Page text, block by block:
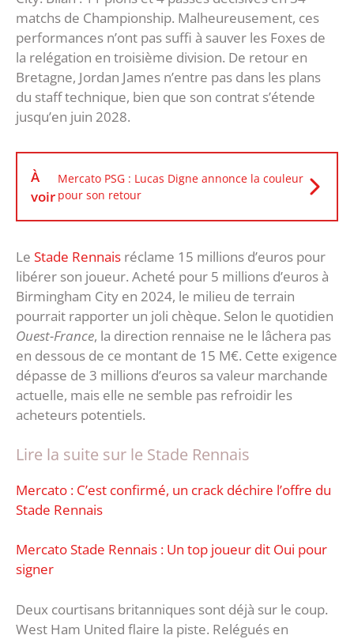
matchs de Championship. Malheureusement, ces
performances n’ont pas suffi à sauver les Foxes de
la relégation en troisième division. De retour en
Bretagne, Jordan James n’entre pas dans les plans
du staff technique, bien que son contrat s’étende
jusqu’en juin 2028.
À
voir
Mercato PSG : Lucas Digne annonce la couleur
pour son retour
Le Stade Rennais réclame 15 millions d’euros pour
libérer son joueur. Acheté pour 5 millions d’euros à
Birmingham City en 2024, le milieu de terrain
pourrait rapporter un joli chèque. Selon le quotidien
Ouest-France, la direction rennaise ne le lâchera pas
en dessous de ce montant de 15 M€. Cette exigence
dépasse de 3 millions d’euros sa valeur marchande
actuelle, mais elle ne semble pas refroidir les
acheteurs potentiels.
Lire la suite sur le Stade Rennais
Mercato : C’est confirmé, un crack déchire l’offre du
Stade Rennais
Mercato Stade Rennais : Un top joueur dit Oui pour
signer
Deux courtisans britanniques sont déjà sur le coup.
West Ham United flaire la piste. Relégués en